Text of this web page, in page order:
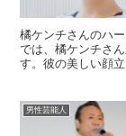
橘ケンチさんのハ
では、橘ケンチさ
す。彼の美しい顔
男性芸能人